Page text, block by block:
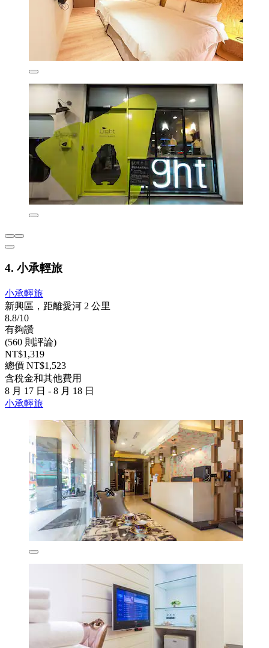
4. 小承輕旅
小承輕旅
新興區，距離愛河 2 公里
8.8/10
有夠讚
(560 則評論)
NT$1,319
總價 NT$1,523
含稅金和其他費用
8 月 17 日 - 8 月 18 日
小承輕旅